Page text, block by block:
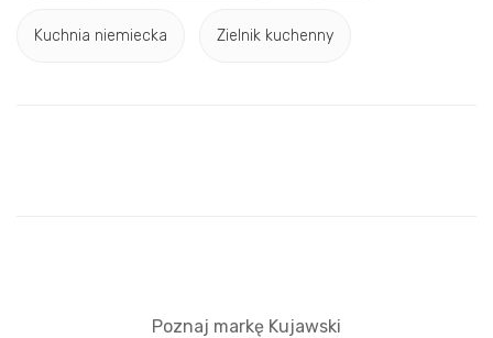
Kuchnia niemiecka Zielnik kuchenny
Poznaj markę Kujawski